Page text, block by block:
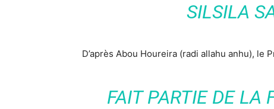
SILSILA
D’après Abou Houreira (radi allahu anhu), le
FAIT PARTIE DE LA